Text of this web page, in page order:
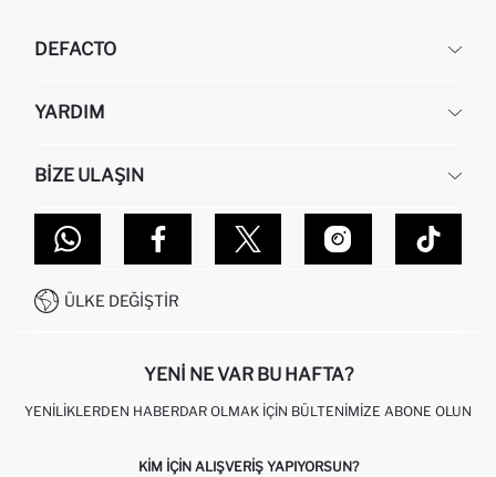
DEFACTO
HAKKIMIZDA
KURUMSAL SATIŞ
DEFACTO TEKNOLOJI
SITEMAP
YARDIM
SIPARIŞIMI NASIL TAKIP EDERIM?
NASIL İADE EDERIM?
GIFT CLUB SIKÇA SORULAN SORULAR
İŞLEM REHBERI
KAMPANYALAR
BIZE ULAŞIN
MAĞAZALARIMIZ
İLETIŞIM FORMU
0850 333 22 86
ÜLKE DEĞIŞTIR
YENI NE VAR BU HAFTA?
YENILIKLERDEN HABERDAR OLMAK İÇIN BÜLTENIMIZE ABONE OLUN
KIM IÇIN ALIŞVERIŞ YAPIYORSUN?